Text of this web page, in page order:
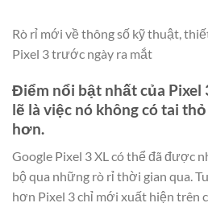
Rò rỉ mới về thông số kỹ thuật,
Pixel 3 trước ngày ra mắt
Điểm nổi bật nhất của Pixel
lẽ là việc nó không có tai
hơn.
Google Pixel 3 XL có thể đã được
bộ qua những rò rỉ thời gian qua.
hơn Pixel 3 chỉ mới xuất hiện trên